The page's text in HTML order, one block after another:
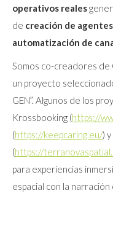
operativos reales
de creación de
automatización de
Somos co-creadores de
un proyecto
GEN”. Algunos de los
Krossbooking (https://
(https://keepcaring.eu/)
(https://
para experiencias
espacial con la narración